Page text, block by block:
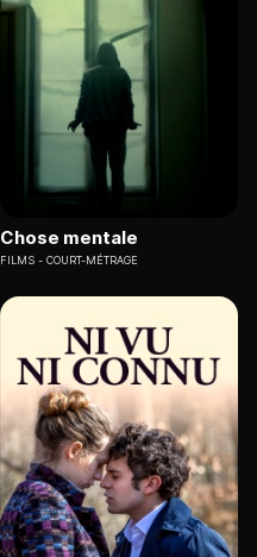
Chose mentale
FILMS COURT-MÉTRAGE